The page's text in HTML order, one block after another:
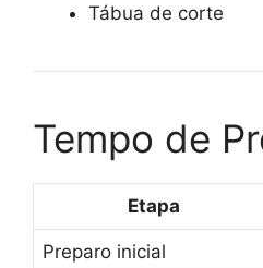
Tábua de corte
Tempo de
Etapa
Preparo inicial